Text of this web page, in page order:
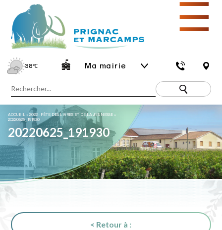
38℃ Ma mairie
☰
ACCUEIL »2022 : FÊTE DES LIVRES ET DE LA JEUNESSE »
20220625_191930
20220625_191930
< Retour à :